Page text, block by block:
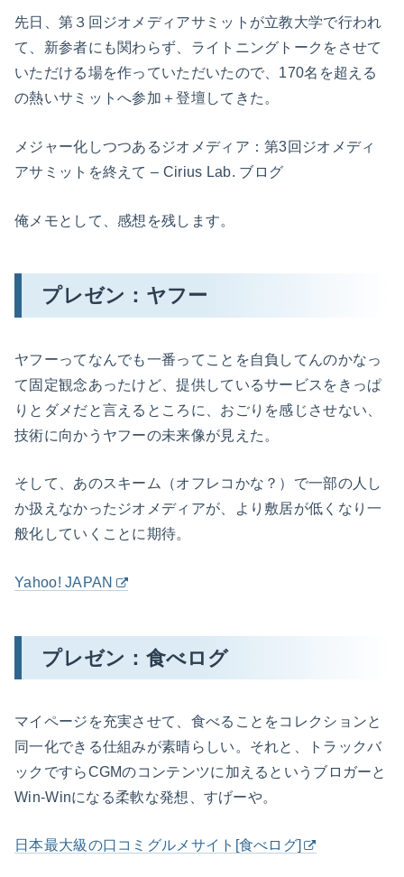
先日、第３回ジオメディアサミットが立教大学で行われ
て、新参者にも関わらず、ライトニングトークをさせて
いただける場を作っていただいたので、170名を超える
の熱いサミットへ参加＋登壇してきた。
メジャー化しつつあるジオメディア：第3回ジオメディ
アサミットを終えて – Cirius Lab. ブログ
俺メモとして、感想を残します。
プレゼン：ヤフー
ヤフーってなんでも一番ってことを自負してんのかなっ
て固定観念あったけど、提供しているサービスをきっぱ
りとダメだと言えるところに、おごりを感じさせない、
技術に向かうヤフーの未来像が見えた。
そして、あのスキーム（オフレコかな？）で一部の人し
か扱えなかったジオメディアが、より敷居が低くなり一
般化していくことに期待。
Yahoo! JAPAN
プレゼン：食べログ
マイページを充実させて、食べることをコレクションと
同一化できる仕組みが素晴らしい。それと、トラックバ
ックですらCGMのコンテンツに加えるというブロガーと
Win-Winになる柔軟な発想、すげーや。
日本最大級の口コミグルメサイト[食べログ]